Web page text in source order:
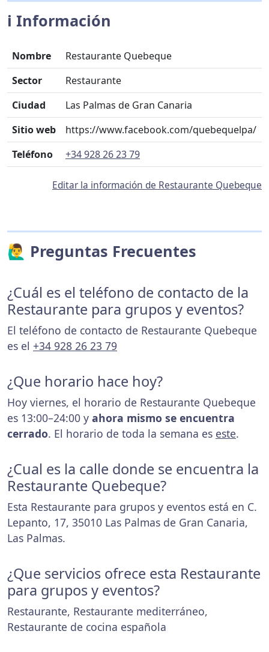
ℹ️ Información
Nombre
Restaurante Quebeque
Sector
Restaurante
Ciudad
Las Palmas de Gran Canaria
Sitio web
https://www.facebook.com/quebequelpa/
Teléfono
+34 928 26 23 79
Editar la información de Restaurante Quebeque
🙋‍♂️ Preguntas Frecuentes
¿Cuál es el teléfono de contacto de la
Restaurante para grupos y eventos?
El teléfono de contacto de Restaurante Quebeque
es el +34 928 26 23 79
¿Que horario hace hoy?
Hoy viernes, el horario de Restaurante Quebeque
es 13:00–24:00 y ahora mismo se encuentra
cerrado. El horario de toda la semana es este.
¿Cual es la calle donde se encuentra la
Restaurante Quebeque?
Esta Restaurante para grupos y eventos está en C.
Lepanto, 17, 35010 Las Palmas de Gran Canaria,
Las Palmas.
¿Que servicios ofrece esta Restaurante
para grupos y eventos?
Restaurante, Restaurante mediterráneo,
Restaurante de cocina española